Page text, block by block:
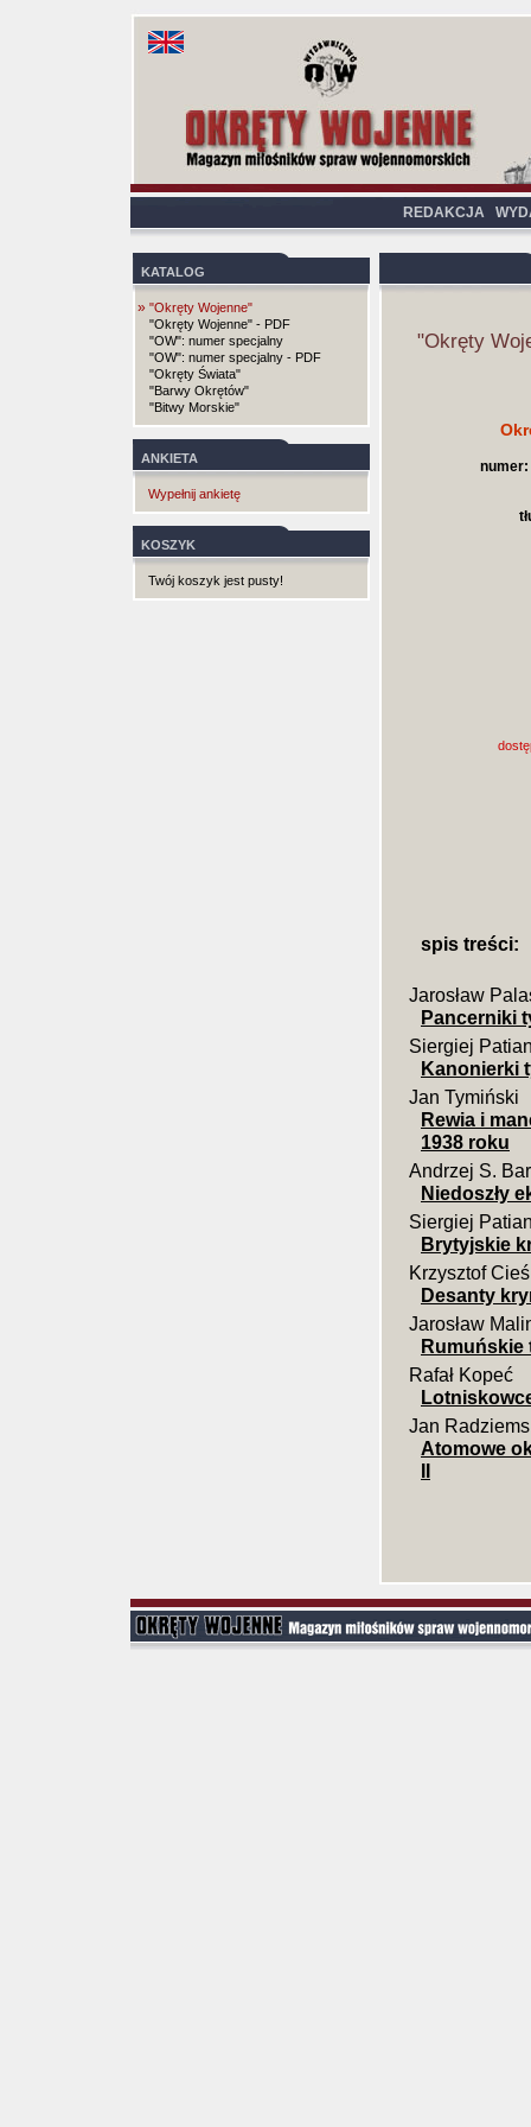
REDAKCJA
KATALOG
» "Okręty Wojenne"
"Okręty Wojenne" - PDF
"OW": numer specjalny
"OW": numer specjalny - PDF
"Okręty Świata"
"Barwy Okrętów"
"Bitwy Morskie"
ANKIETA
Wypełnij ankietę
KOSZYK
Twój koszyk jest pusty!
"Okręty
numer:
spis treści:
Jarosław
Pancerniki
Siergiej
Kanonierki
Jan Tymiński
Rewia i
1938 roku
Andrzej S.
Niedoszły
Siergiej
Brytyjskie
Krzysztof
Desanty
Jarosław
Rumuńskie
Rafał Kopeć
Jan
Atomowe
II